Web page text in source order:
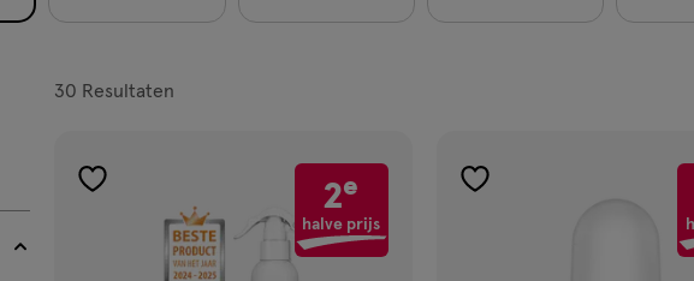
zoekopties
30 Resultaten
producten
2e
halve prijs
toevoegen
verlanglijst
toevoegen